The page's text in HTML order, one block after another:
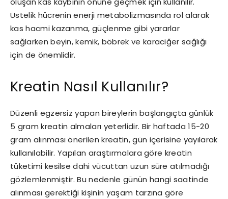
Üstelik hücrenin enerji metabolizmasında rol alarak
kas hacmi kazanma, güçlenme gibi yararlar
sağlarken beyin, kemik, böbrek ve karaciğer sağlığı
için de önemlidir.
Kreatin Nasıl Kullanılır?
Düzenli egzersiz yapan bireylerin başlangıçta günlük
5 gram kreatin almaları yeterlidir. Bir haftada 15-20
gram alınması önerilen kreatin, gün içerisine yayılarak
kullanılabilir. Yapılan araştırmalara göre kreatin
tüketimi kesilse dahi vücuttan uzun süre atılmadığı
gözlemlenmiştir. Bu nedenle günün hangi saatinde
alınması gerektiği kişinin yaşam tarzına göre